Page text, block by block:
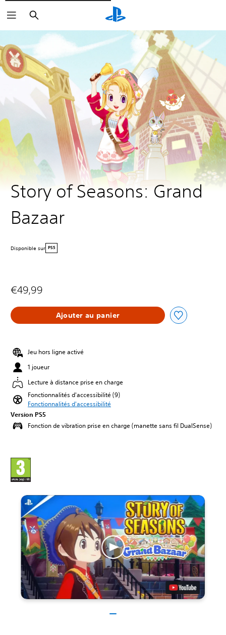
Rechercher
Story of Seasons: Grand
Bazaar
Disponible sur PS5
€49,99
Ajouter au panier
Jeu hors ligne activé
1 joueur
Lecture à distance prise en charge
Fonctionnalités d'accessibilité (9)
Fonctionnalités d'accessibilité
Version PS5
Fonction de vibration prise en charge (manette sans fil DualSense)